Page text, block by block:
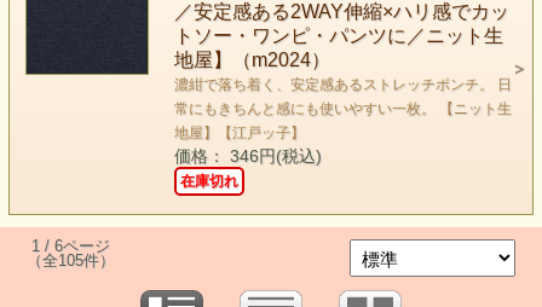
／安定感ある2WAY伸縮×ハリ感でカッ
トソー・ワンピ・パンツに／ニット生
地屋】（m2024）
濃紺で落ち着く、安定感あるストレッチポンチ。 日
常にもきちんと感にも使いやすい一枚。 【ニット生
地屋】【江戸ッ子】
価格： 346円(税込)
在庫切れ
1 / 6ページ
（全105件）